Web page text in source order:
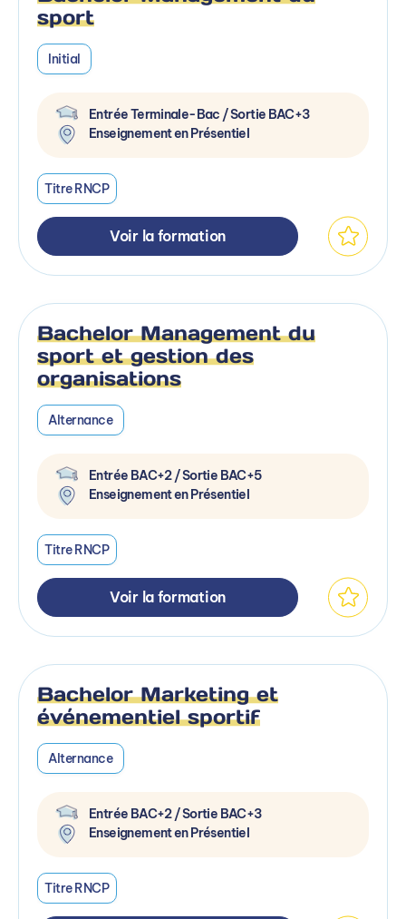
sport
Initial
Entrée Terminale-Bac / Sortie BAC+3
Enseignement en Présentiel
Titre RNCP
Voir la formation
Bachelor Management du
sport et gestion des
organisations
Alternance
Entrée BAC+2 / Sortie BAC+5
Enseignement en Présentiel
Titre RNCP
Voir la formation
Bachelor Marketing et
événementiel sportif
Alternance
Entrée BAC+2 / Sortie BAC+3
Enseignement en Présentiel
Titre RNCP